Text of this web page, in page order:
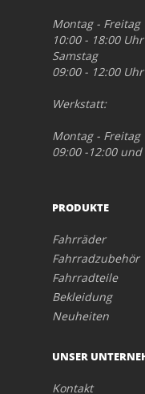
Montag - Freitag
10:00 - 18:00 Uhr
Samstag
09:00 - 12:00 Uhr
Werkstatt:
Montag - Freitag
09:00 -12:00
PRODUKTE
Fahrräder
Fahrradzubehör
Fahrradteile
Bekleidung
Neuheiten
UNSER
Kontakt